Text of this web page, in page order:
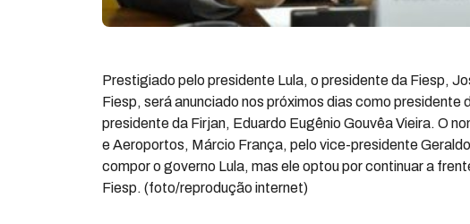
Prestigiado pelo presidente Lula, o presidente da Fiesp,
Fiesp, será anunciado nos próximos dias como presidente
presidente da Firjan, Eduardo Eugênio Gouvêa Vieira. O
e Aeroportos, Márcio França, pelo vice-presidente
compor o governo Lula, mas ele optou por continuar a
Fiesp. (foto/reprodução internet)